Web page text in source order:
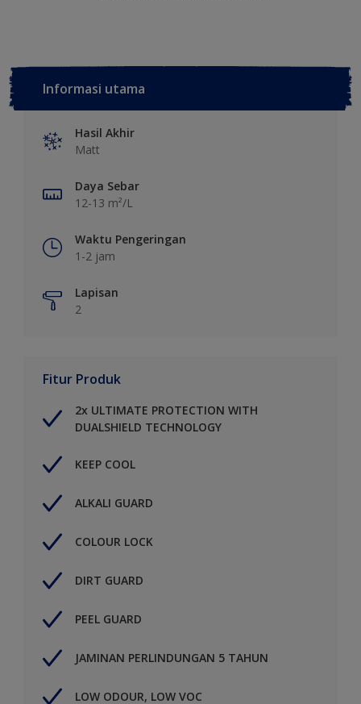
Informasi utama
Hasil Akhir
Matt
Daya Sebar
12-13 m²/L
Waktu Pengeringan
1-2 jam
Lapisan
2
Fitur Produk
2x ULTIMATE PROTECTION WITH
DUALSHIELD TECHNOLOGY
KEEP COOL
ALKALI GUARD
COLOUR LOCK
DIRT GUARD
PEEL GUARD
JAMINAN PERLINDUNGAN 5 TAHUN
LOW ODOUR, LOW VOC